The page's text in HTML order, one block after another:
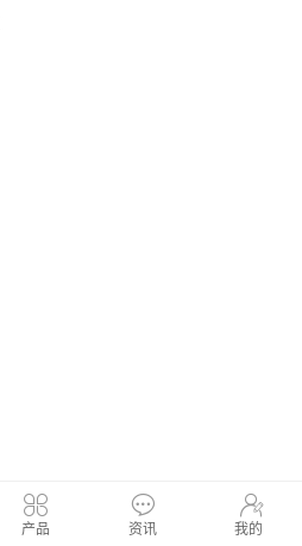
产品 资讯 我的